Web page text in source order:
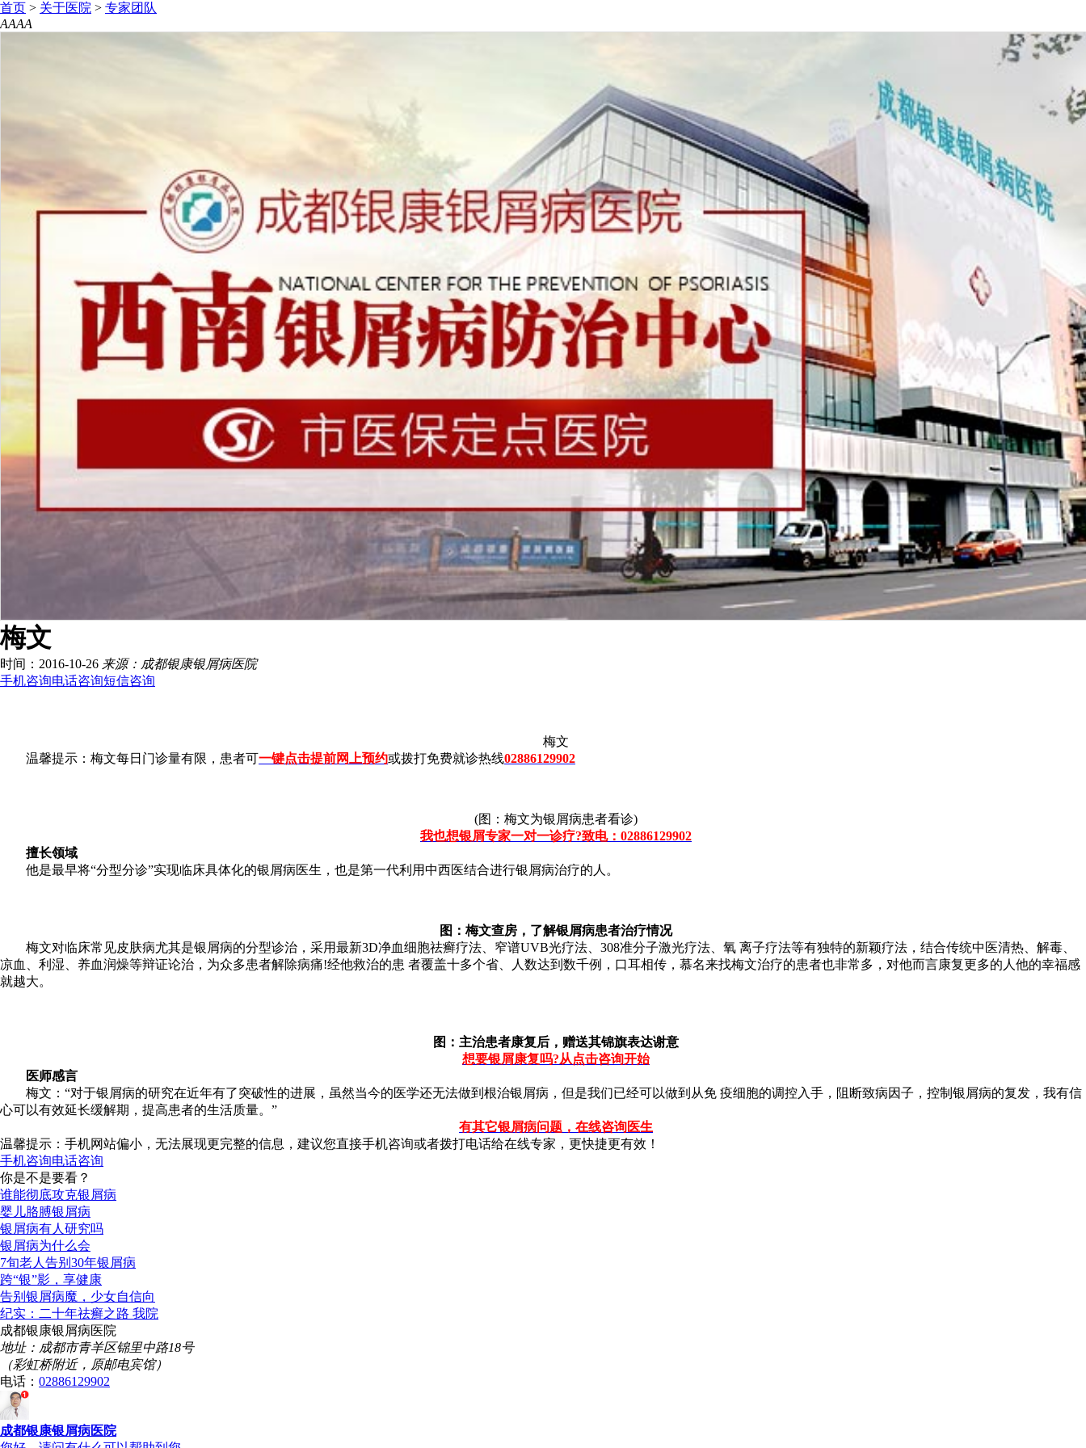
首页 > 关于医院 > 专家团队
AAAA
梅文
时间：2016-10-26 来源：成都银康银屑病医院
手机咨询电话咨询短信咨询
梅文
温馨提示：梅文每日门诊量有限，患者可一键点击提前网上预约或拨打免费就诊热线02886129902
(图：梅文为银屑病患者看诊)
我也想银屑专家一对一诊疗?致电：02886129902
擅长领域
他是最早将“分型分诊”实现临床具体化的银屑病医生，也是第一代利用中西医结合进行银屑病治疗的人。
图：梅文查房，了解银屑病患者治疗情况
梅文对临床常见皮肤病尤其是银屑病的分型诊治，采用最新3D净血细胞祛癣疗法、窄谱UVB光疗法、308准分子激光疗法、氧 离子疗法等有独特的新颖疗法，结合传统中医清热、解毒、
凉血、利湿、养血润燥等辩证论治，为众多患者解除病痛!经他救治的患 者覆盖十多个省、人数达到数千例，口耳相传，慕名来找梅文治疗的患者也非常多，对他而言康复更多的人他的幸福感
就越大。
图：主治患者康复后，赠送其锦旗表达谢意
想要银屑康复吗?从点击咨询开始
医师感言
梅文：“对于银屑病的研究在近年有了突破性的进展，虽然当今的医学还无法做到根治银屑病，但是我们已经可以做到从免 疫细胞的调控入手，阻断致病因子，控制银屑病的复发，我有信
心可以有效延长缓解期，提高患者的生活质量。”
有其它银屑病问题，在线咨询医生
温馨提示：手机网站偏小，无法展现更完整的信息，建议您直接手机咨询或者拨打电话给在线专家，更快捷更有效！
手机咨询电话咨询
你是不是要看？
谁能彻底攻克银屑病
婴儿胳膊银屑病
银屑病有人研究吗
银屑病为什么会
7旬老人告别30年银屑病
跨“银”影，享健康
告别银屑病魔，少女自信向
纪实：二十年祛癣之路 我院
成都银康银屑病医院
地址：成都市青羊区锦里中路18号
（彩虹桥附近，原邮电宾馆）
电话： 02886129902
成都银康银屑病医院